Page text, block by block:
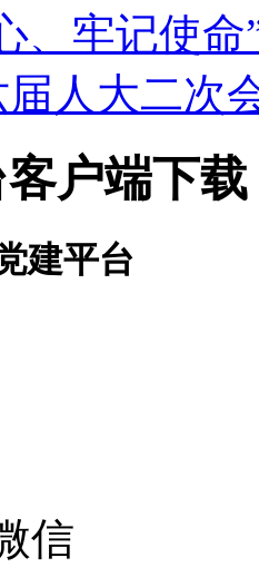
、牢记使
人大二次
客户端下载
建平台
信